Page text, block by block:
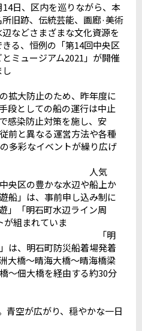
日、区内を巡りながら、本
所旧跡、伝統芸能、画廊·美術
などさまざまな文化資源を
る、恒例の「第14回中央区
とミュージアム2021」が開催
し
。
拡大防止のため、昨年度に
段としての船の運行は中止
感染防止対策を施し、安
前と異なる運営方法や各種
多彩なイベントが繰り広げ
人気
央区の豊かな水辺や船上か
船」は、事前申し込み制に
」「明石町水辺ライン周
が組まれていま
「明
は、明石町防災船着場発着
大橋～晴海大橋～晴海橋梁
～佃大橋を経由する約30分
青空が広がり、穏やかな一日